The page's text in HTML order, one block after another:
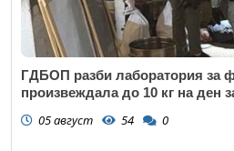
ГДБОП разби лаборатория за
произвеждала до 10 кг на ден
05 август 54 0